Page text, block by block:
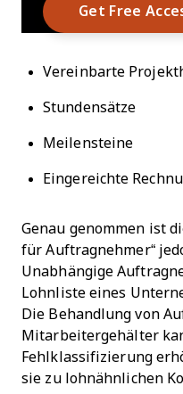
Vereinbarte
Stundensätze
Meilensteine
Eingereichte
Genau genommen ist
für Auftragnehmer“
Unabhängige
Lohnliste eines
Die Behandlung von
Mitarbeitergehälter
Fehlklassifizierung
sie zu lohnähnlichen